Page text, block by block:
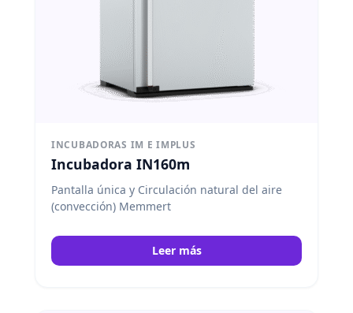
INCUBADORAS IM E IMPLUS
Incubadora IN160m
Pantalla única y Circulación natural del aire
(convección) Memmert
Leer más